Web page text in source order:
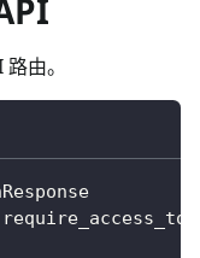
由。